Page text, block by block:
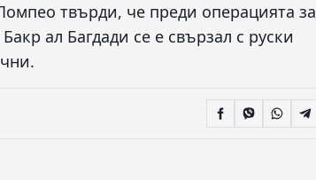
твърди, че преди операцията за
ал Багдади се е свързал с руски